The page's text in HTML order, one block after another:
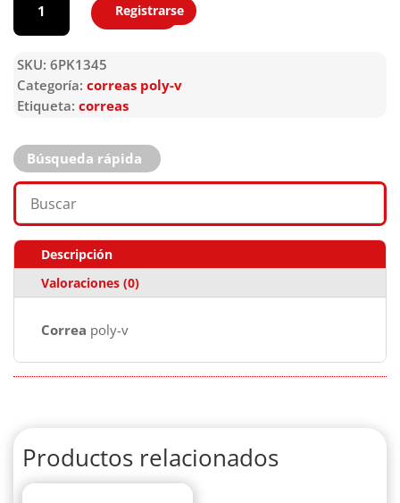
Agregar
Registrarse
SKU: 6PK1345
Categoría: correas poly-v
Etiqueta: correas
Búsqueda rápida
Descripción
Valoraciones (0)
Correa poly-v
Productos relacionados